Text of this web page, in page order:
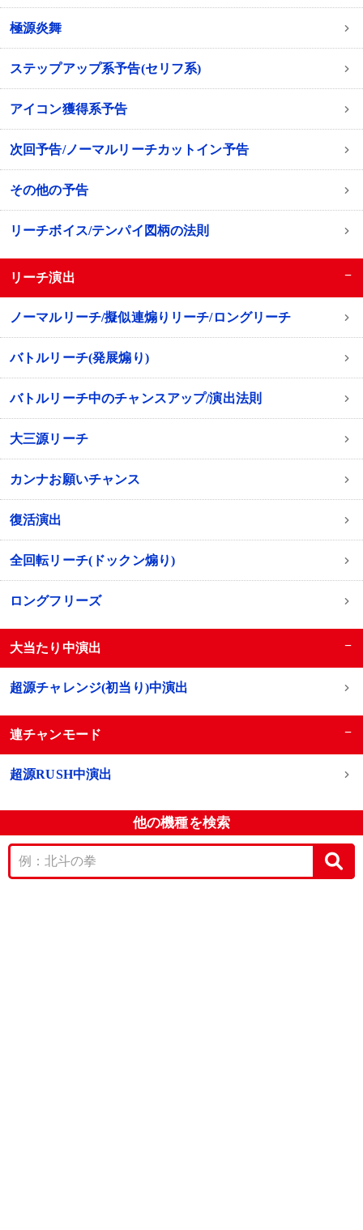
極源炎舞
ステップアップ系予告(セリフ系)
アイコン獲得系予告
次回予告/ノーマルリーチカットイン予告
その他の予告
リーチボイス/テンパイ図柄の法則
リーチ演出 −
ノーマルリーチ/擬似連煽りリーチ/ロングリーチ
バトルリーチ(発展煽り)
バトルリーチ中のチャンスアップ/演出法則
大三源リーチ
カンナお願いチャンス
復活演出
全回転リーチ(ドックン煽り)
ロングフリーズ
大当たり中演出 −
超源チャレンジ(初当り)中演出
連チャンモード −
超源RUSH中演出
他の機種を検索